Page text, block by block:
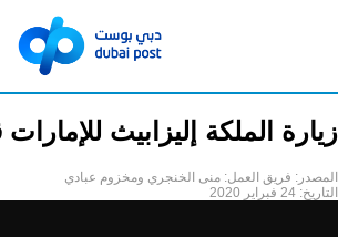
زيارة الملكة إليزابيث للإمارات قبل 41
المصدر: فريق العمل: منى الخنجري ومخزوم عبادي
التاريخ: 24 فبراير 2020